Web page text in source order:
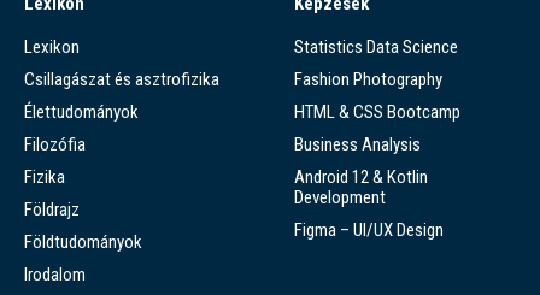
Lexikon
Csillagászat és asztrofizika
Élettudományok
Filozófia
Fizika
Földrajz
Földtudományok
Irodalom
Statistics Data Science
Fashion Photography
HTML & CSS Bootcamp
Business Analysis
Android 12 & Kotlin
Development
Figma – UI/UX Design